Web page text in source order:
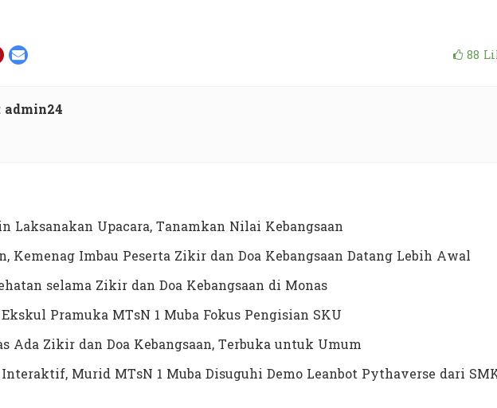
Pinterest
Email 88
admin24
Laksanakan Upacara, Tanamkan Nilai Kebangsaan
Kemenag Imbau Peserta Zikir dan Doa Kebangsaan Datang Lebih Awal
selama Zikir dan Doa Kebangsaan di Monas
Pramuka MTsN 1 Muba Fokus Pengisian SKU
Ada Zikir dan Doa Kebangsaan, Terbuka untuk Umum
Murid MTsN 1 Muba Disuguhi Demo Leanbot Pythaverse dari